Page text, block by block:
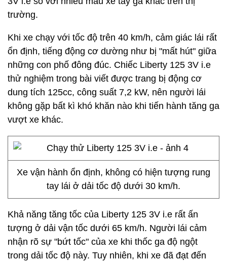
trường.
Khi xe chạy với tốc độ trên 40 km/h, cảm giác lái rất
ổn định, tiếng động cơ dường như bị "mất hút" giữa
những con phố đông đúc. Chiếc Liberty 125 3V i.e
thử nghiệm trong bài viết được trang bị động cơ
dung tích 125cc, công suất 7,2 kW, nên người lái
không gặp bất kì khó khăn nào khi tiến hành tăng ga
vượt xe khác.
Xe vận hành ổn định, không có hiện tượng rung
tay lái ở dải tốc độ dưới 30 km/h.
Khả năng tăng tốc của Liberty 125 3V i.e rất ấn
tượng ở dải vận tốc dưới 65 km/h. Người lái cảm
nhận rõ sự "bứt tốc" của xe khi thốc ga độ ngột
trong dải tốc độ này. Tuy nhiên, khi xe đã đạt đến